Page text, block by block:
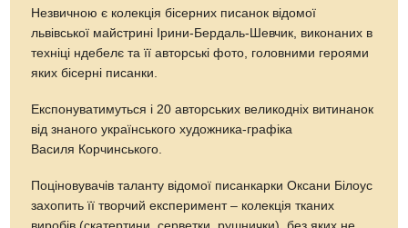
Незвичною є колекція бісерних писанок відомої
львівської майстрині Ірини-Бердаль-Шевчик, виконаних в
техніці ндебелє та її авторські фото, головними героями
яких бісерні писанки.
Експонуватимуться і 20 авторських великодніх витинанок
від знаного українського художника-графіка
Василя Корчинського.
Поціновувачів таланту відомої писанкарки Оксани Білоус
захопить її творчий експеримент – колекція тканих